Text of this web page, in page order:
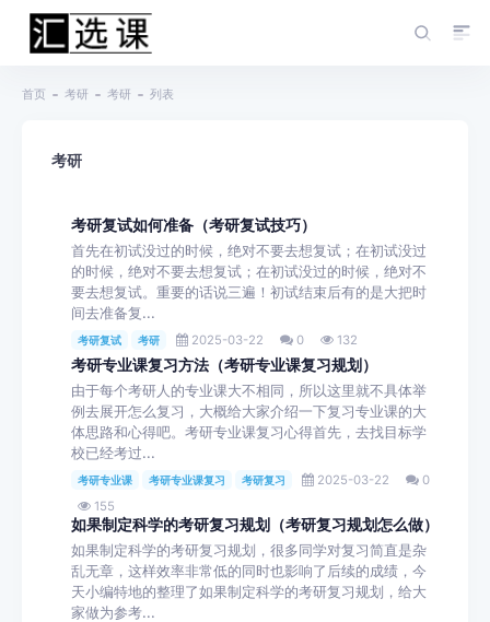
首页 考研 考研 列表
考研
考研复试如何准备（考研复试技巧）
首先在初试没过的时候，绝对不要去想复试；在初试没过
的时候，绝对不要去想复试；在初试没过的时候，绝对不
要去想复试。重要的话说三遍！初试结束后有的是大把时
间去准备复...
考研复试 考研 2025-03-22 0 132
考研专业课复习方法（考研专业课复习规划）
由于每个考研人的专业课大不相同，所以这里就不具体举
例去展开怎么复习，大概给大家介绍一下复习专业课的大
体思路和心得吧。考研专业课复习心得首先，去找目标学
校已经考过...
考研专业课 考研专业课复习 考研复习 2025-03-22
0
155
如果制定科学的考研复习规划（考研复习规划怎么做）
如果制定科学的考研复习规划，很多同学对复习简直是杂
乱无章，这样效率非常低的同时也影响了后续的成绩，今
天小编特地的整理了如果制定科学的考研复习规划，给大
家做为参考...